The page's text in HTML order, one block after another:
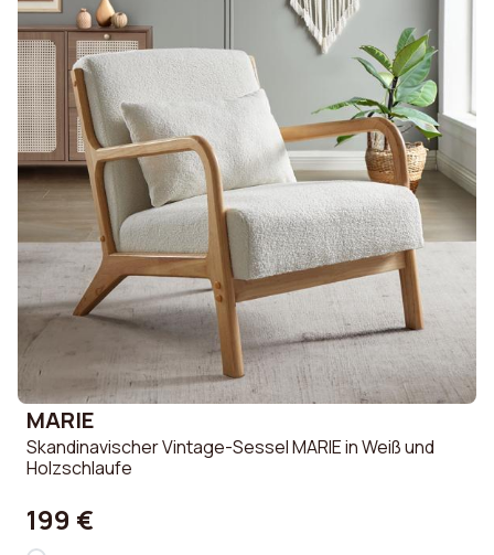
MARIE
Skandinavischer Vintage-Sessel MARIE in Weiß und
Holzschlaufe
199 €